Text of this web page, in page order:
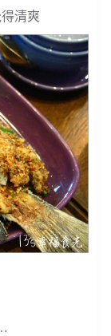
清爽